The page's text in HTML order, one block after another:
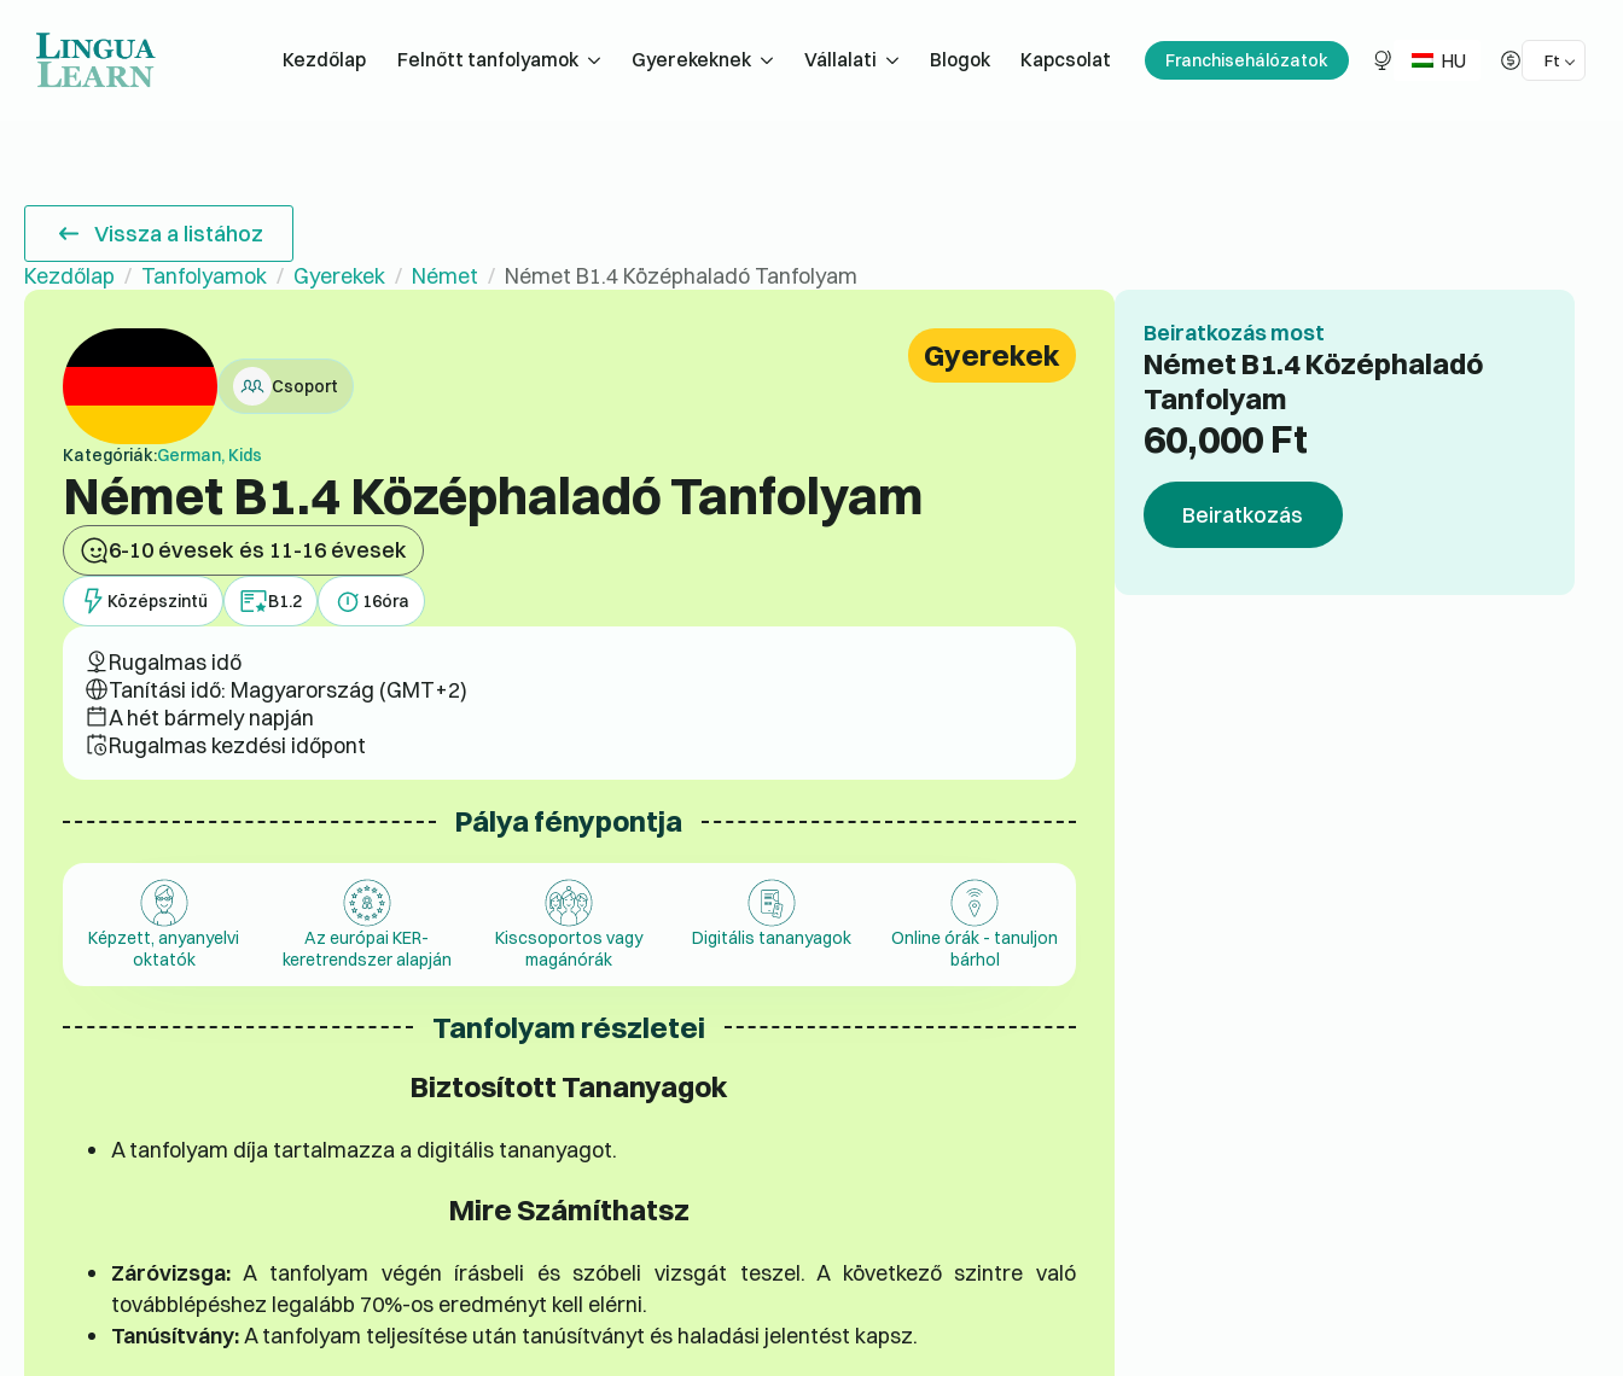
Kezdőlap Felnőtt tanfolyamok Gyerekeknek Vállalati Blogok Kapcsolat Franchisehálózatok HU Ft
Vissza a listához
Kezdőlap
Tanfolyamok Gyerekek Német Német B1.4 Középhaladó Tanfolyam
Csoport
Kategóriák:German, Kids
Német B1.4 Középhaladó Tanfolyam
6-10 évesek és 11-16 évesek
Gyerekek
Középszintű B1.2 16óra
Rugalmas idő
Tanítási idő: Magyarország (GMT+2)
A hét bármely napján
Rugalmas kezdési időpont
Pálya fénypontja
Képzett, anyanyelvi
oktatók
Az európai KER-
keretrendszer alapján
Kiscsoportos vagy
magánórák
Digitális tananyagok
Online órák - tanuljon
bárhol
Tanfolyam részletei
Biztosított Tananyagok
A tanfolyam díja tartalmazza a digitális tananyagot.
Mire Számíthatsz
Záróvizsga:A tanfolyam végén írásbeli és szóbeli vizsgát teszel. A következő szintre való
továbblépéshez legalább 70%-os eredményt kell elérni.
Tanúsítvány:A tanfolyam teljesítése után tanúsítványt és haladási jelentést kapsz.
Beiratkozás most
Német B1.4 Középhaladó
Tanfolyam
60,000 Ft
Beiratkozás